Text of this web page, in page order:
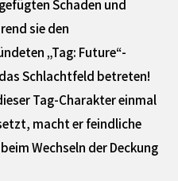
Schaden und
sie den
„Tag: Future“-
Schlachtfeld betreten!
Tag-Charakter einmal
macht er feindliche
Wechseln der Deckung